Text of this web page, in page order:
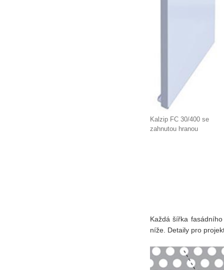
Kalzip FC 30/400 se
zahnutou hranou
Každá šířka
níže. Detaily pro